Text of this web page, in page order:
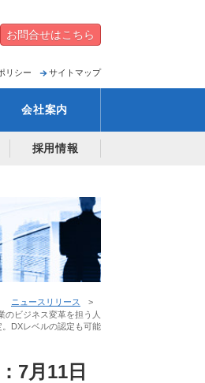
お問合せはこちら
リシー サイトマップ
会社案内
採用情報
ニュースリリース
ビジネス変革を担う人
DXレベルの認定も可能
7月11日